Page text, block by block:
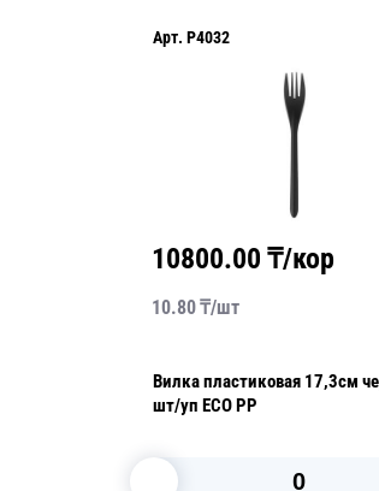
Арт. P4032
10800.00 ₸/кор
10.80₸/шт
Вилка пластиковая 17,3см
шт/уп ECO PP